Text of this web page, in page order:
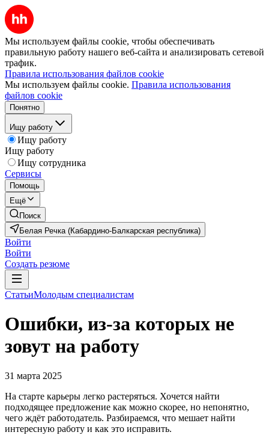
Мы используем файлы cookie, чтобы обеспечивать
правильную работу нашего веб-сайта и анализировать сетевой
трафик.
Правила использования файлов cookie
Мы используем файлы cookie. Правила использования
файлов cookie
Понятно
Ищу работу
Ищу работу
Ищу работу
Ищу сотрудника
Сервисы
Помощь
Ещё
Поиск
Белая Речка (Кабардино-Балкарская республика)
Войти
Войти
Создать резюме
СтатьиМолодым специалистам
Ошибки, из-за которых не
зовут на работу
31 марта 2025
На старте карьеры легко растеряться. Хочется найти
подходящее предложение как можно скорее, но непонятно,
чего ждёт работодатель. Разбираемся, что мешает найти
интересную работу и как это исправить.